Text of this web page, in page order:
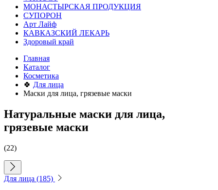
МОНАСТЫРСКАЯ ПРОДУКЦИЯ
СУПОРОН
Арт Лайф
КАВКАЗСКИЙ ЛЕКАРЬ
Здоровый край
Главная
Каталог
Косметика
🍀 Для лица
Маски для лица, грязевые маски
Натуральные маски для лица,
грязевые маски
(22)
Для лица (185)